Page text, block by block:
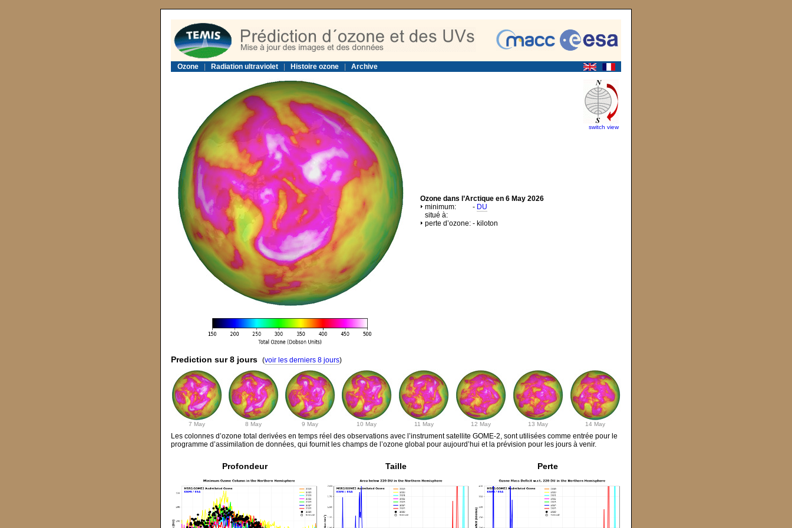
Ozone Radiation ultraviolet Histoire ozone Archive
Ozone dans l’Arctique en 6 May 2026
minimum:
- DU
situé à:
perte d’ozone: - kiloton
switch view
Prediction sur 8 jours (voir les derniers 8 jours)
7 May 8 May 9 May 10 May 11 May 12 May 13 May 14 May
Les colonnes d’ozone total derivées en temps réel des observations avec l’instrument satellite GOME-2, sont utilisées comme entrée pour le
programme d’assimilation de données, qui fournit les champs de l’ozone global pour aujourd’hui et la prévision pour les jours à venir.
Profondeur Taille Perte